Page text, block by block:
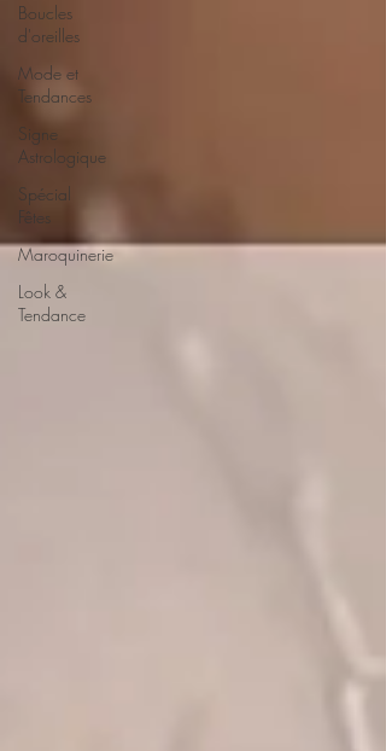
Boucles
d'oreilles
Mode et
Tendances
Signe
Astrologique
Spécial
Fêtes
Maroquinerie
Look &
Tendance